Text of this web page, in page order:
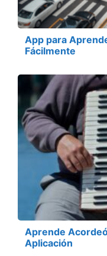
App para
Fácilmente
Aprende
Aplicación